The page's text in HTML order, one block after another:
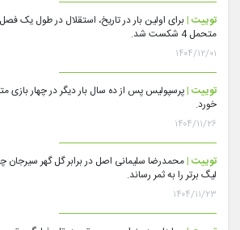
توییت |برای اولین بار در تاریخ، استقلال در طول یک
متحمل 4 شکست شد.
۱۴۰۴/۱۲/۰۱
توییت |پرسپولیس پس از ده سال بار دیگر در چهار بازی
خورد.
۱۴۰۴/۱۱/۲۶
توییت |محمدرضا سلیمانی اصل در برابر گل گهر سیرجان
لیگ برتر را به ثمر رساند.
۱۴۰۴/۱۱/۲۳